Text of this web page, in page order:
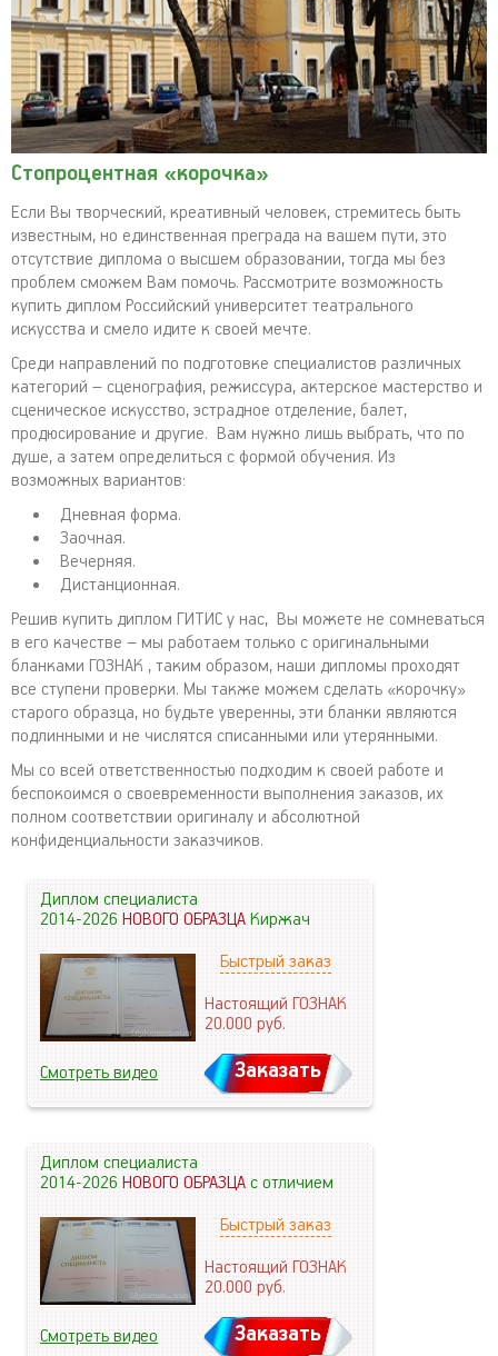
Стопроцентная «корочка»
Если Вы творческий, креативный человек, стремитесь быть
известным, но единственная преграда на вашем пути, это
отсутствие диплома о высшем образовании, тогда мы без
проблем сможем Вам помочь. Рассмотрите возможность
купить диплом Российский университет театрального
искусства и смело идите к своей мечте.
Среди направлений по подготовке специалистов различных
категорий – сценография, режиссура, актерское мастерство и
сценическое искусство, эстрадное отделение, балет,
продюсирование и другие. Вам нужно лишь выбрать, что по
душе, а затем определиться с формой обучения. Из
возможных вариантов:
Дневная форма.
Заочная.
Вечерняя.
Дистанционная.
Решив купить диплом ГИТИС у нас, Вы можете не сомневаться
в его качестве – мы работаем только с оригинальными
бланками ГОЗНАК , таким образом, наши дипломы проходят
все ступени проверки. Мы также можем сделать «корочку»
старого образца, но будьте уверенны, эти бланки являются
подлинными и не числятся списанными или утерянными.
Мы со всей ответственностью подходим к своей работе и
беспокоимся о своевременности выполнения заказов, их
полном соответствии оригиналу и абсолютной
конфиденциальности заказчиков.
Диплом специалиста
2014-2026НОВОГО ОБРАЗЦАКиржач
Быстрый заказ
Настоящий ГОЗНАК
20.000руб.
Смотреть видео Заказать
Диплом специалиста
2014-2026НОВОГО ОБРАЗЦАс отличием
Быстрый заказ
Настоящий ГОЗНАК
20.000руб.
Смотреть видео Заказать